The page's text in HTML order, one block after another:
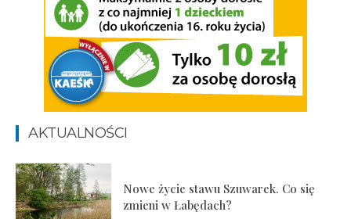
AKTUALNOŚCI
Nowe życie stawu Szuwarek. Co się
zmieni w Łabędach?